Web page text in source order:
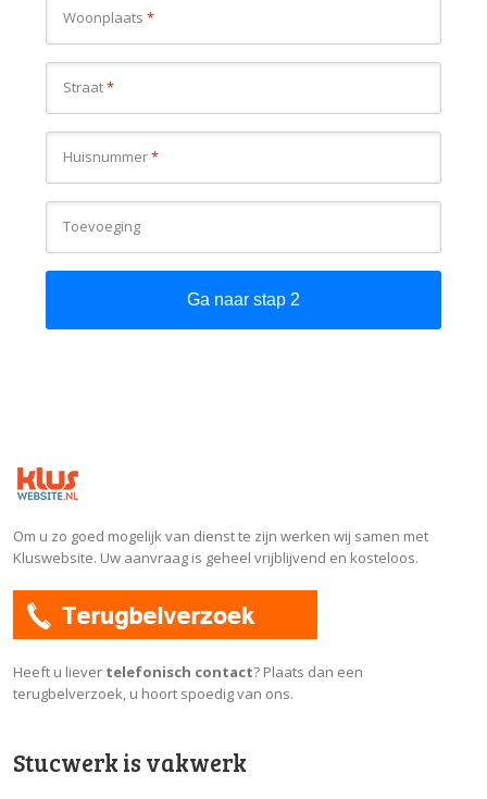
Woonplaats *
Straat*
Huisnummer*
Toevoeging
Om u zo goed mogelijk van dienst te zijn werken wij samen met
Kluswebsite. Uw aanvraag is geheel vrijblijvend en kosteloos.
Heeft u liever telefonisch contact? Plaats dan een
terugbelverzoek, u hoort spoedig van ons.
Stucwerk is vakwerk